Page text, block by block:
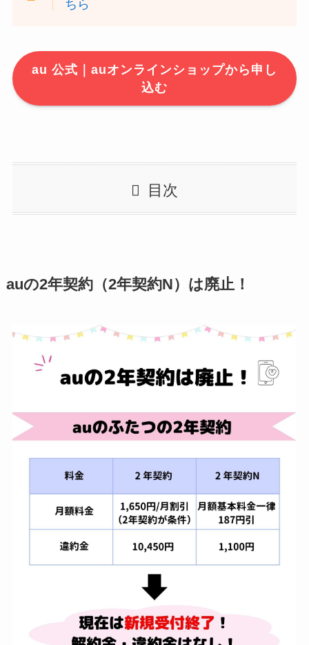
ちら
au 公式｜auオンラインショップから申し
込む
目次
auの2年契約（2年契約N）は廃止！